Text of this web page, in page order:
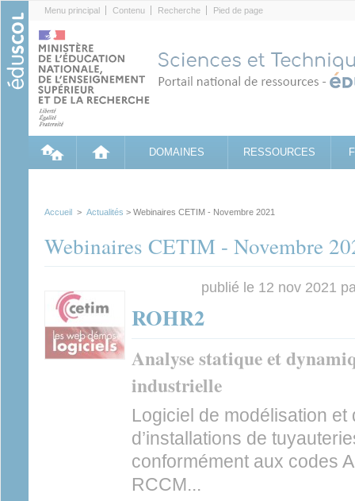
Menu principal Contenu Recherche Pied de page
DOMAINES RESSOURCES
Accueil > Actualités > Webinaires CETIM - Novembre 2021
Webinaires CETIM - Novembre
publié le 12 nov 2021
ROHR2
Analyse statique et
industrielle
Logiciel de modélisation et
d’installations de
conformément aux codes
RCCM...